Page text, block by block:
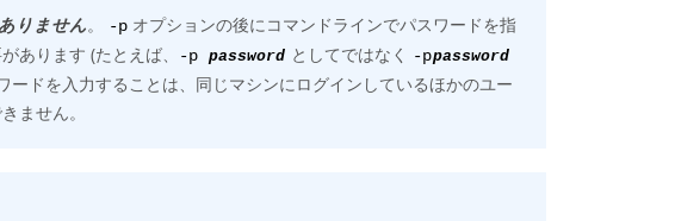
ありません。 -p オプションの後にコマンドラインでパスワードを指
あります (たとえば、
-p password としてではなく -ppassword
ードを入力することは、同じマシンにログインしているほかのユー
ません。